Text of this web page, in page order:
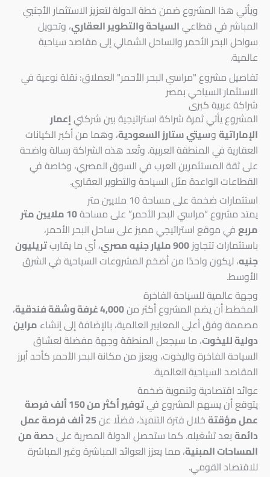
ويأتي هذا المشروع ضمن خطة الدولة لتعزيز الاستثمار الأجنبي
المباشر في قطاعيالسياحة والتطوير العقاري، وتحويل
سواحل البحر الأحمر والساحل الشمالي إلى مقاصد سياحية
عالمية.
تفاصيل مشروع "مراسي البحر الأحمر" العملاق: نقلة نوعية في
الاستثمار السياحي بمصر
شراكة عربية كبرى
المشروع يأتي ثمرة شراكة استراتيجية بين شركتيإعمار
الإماراتيةوسيتي ستارز السعودية، وهما من أكبر الكيانات
العقارية في المنطقة العربية. وتُعد هذه الشراكة رسالة واضحة
على ثقة المستثمرين العرب في السوق المصري، وخاصة في
القطاعات الواعدة مثل السياحة والتطوير العقاري.
استثمارات ضخمة على مساحة 10 ملايين متر
يمتد مشروع “مراسي البحر الأحمر” على مساحة
10 ملايين متر
مربعفي موقع استراتيجي مميز على ساحل البحر الأحمر،
باستثمارات تتجاوز900 مليار جنيه مصري ، أي ما يقاربتريليون
جنيه، ليكون واحدًا من أضخم المشروعات السياحية في الشرق
الأوسط.
وجهة عالمية للسياحة الفاخرة
المخطط أن يضم المشروع أكثر من4,000 غرفة وشقة فندقية
،
مصممة وفق أعلى المعايير العالمية، بالإضافة إلى إنشاءمراين
دولية لليخوت، ما سيجعل المنطقة وجهة مفضلة لعشاق
السياحة الفاخرة واليخوت، ويعزز من مكانة البحر الأحمر كأحد أبرز
المقاصد السياحية العالمية.
عوائد اقتصادية وتنموية ضخمة
يتوقع أن يسهم المشروع في
توفير أكثر من 150 ألف فرصة
عمل مؤقتةخلال فترة التنفيذ، فضلًا عن
25 ألف فرصة عمل
دائمةبعد تشغيله. كما ستحصل الدولة المصرية علىحصة من
المساحات المبنية، مما يعزز العوائد المباشرة وغير المباشرة
للاقتصاد القومي.